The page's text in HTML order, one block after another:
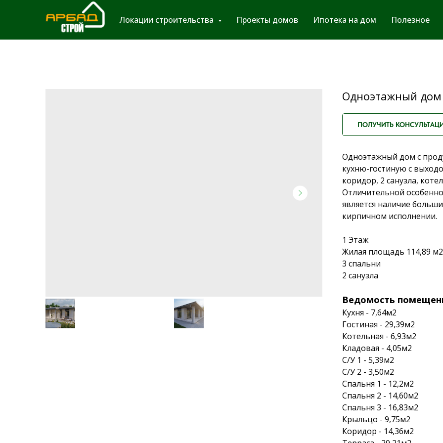
Локации строительства Проекты домов Ипотека на дом Полезное
Одноэтажный
ПОЛУЧИТЬ
Одноэтажный дом с
кухню-гостиную с
коридор, 2 санузла,
Отличительной
является наличие
кирпичном исполнении.
1 Этаж
Жилая площадь 114,89 м2
3 спальни
2 санузла
Ведомость
Кухня - 7,64м2
Гостиная - 29,39м2
Котельная - 6,93м2
Кладовая - 4,05м2
С/У 1 - 5,39м2
С/У 2 - 3,50м2
Спальня 1 - 12,2м2
Спальня 2 - 14,60м2
Спальня 3 - 16,83м2
Крыльцо - 9,75м2
Коридор - 14,36м2